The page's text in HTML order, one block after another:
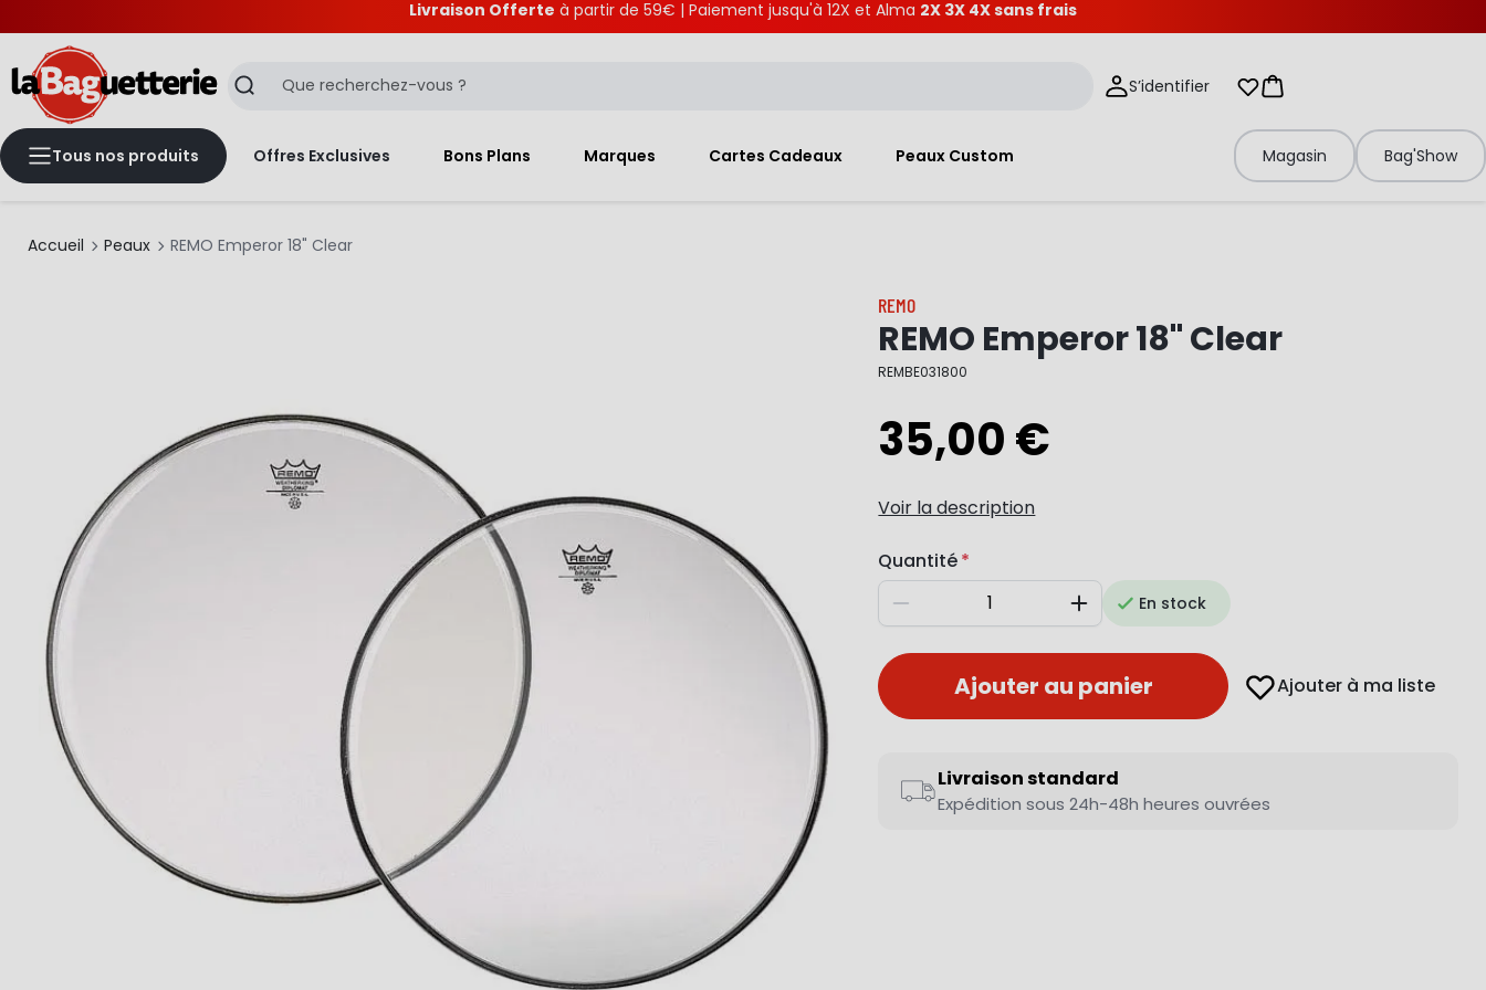
Livraison Offerte à partir de 59€ | Paiement jusqu'à 12X et Alma 2X 3X 4X sans frais
Recherche S’identifier Mes listes d'envies
Panier
Tous nos produits Offres Exclusives Bons Plans Marques Cartes Cadeaux Peaux Custom Magasin Bag'Show
Accueil Peaux REMO Emperor 18" Clear
REMO
REMO Emperor 18" Clear
REMBE031800
35,00 €
Voir la description
Quantité
Diminuer AugmenterEn stock
Ajouter au panier Ajouter à ma liste
Livraison standard
Expédition sous 24h-48h heures ouvrées